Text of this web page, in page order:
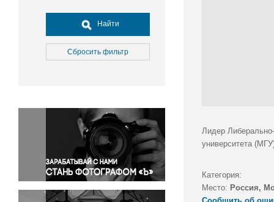
Досуг, туризм и отдых
Культура
Медицина
Окружающая среда
Политика
Правосудие
Происшествия и конфликты
Религия
Светская жизнь
Найти
Сбросить фильтр
Лидер
университета
Категория:
Место: Россия,